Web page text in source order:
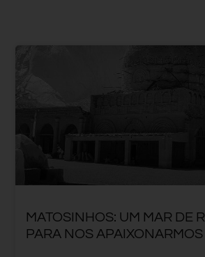
MATOSINHOS: UM MAR DE
PARA NOS APAIXONARMOS